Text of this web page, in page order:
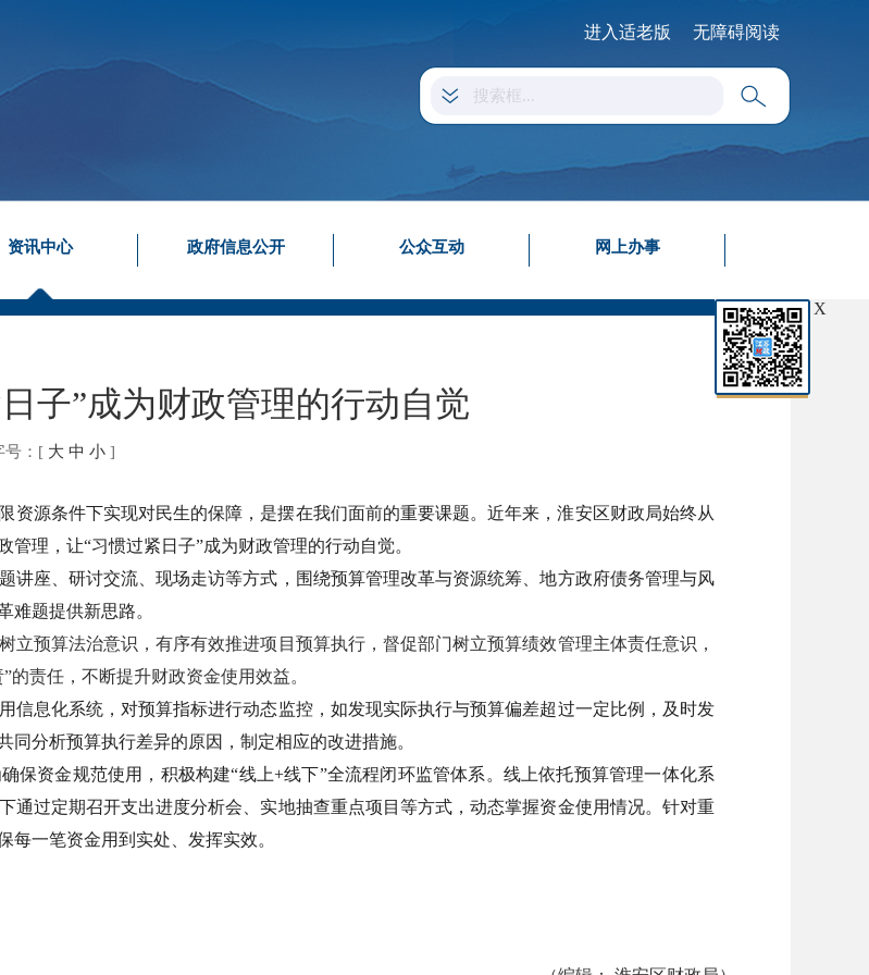
进入适老版 无障碍阅读
资讯中心 政府信息公开 公众互动 网上办事
X
子”成为财政管理的行动自觉
号： [ 大 中 小 ]
资源条件下实现对民生的保障，是摆在我们面前的重要课题。近年来，淮安区财政局始终从
管理，让“习惯过紧日子”成为财政管理的行动自觉。
讲座、研讨交流、现场走访等方式，围绕预算管理改革与资源统筹、地方政府债务管理与风
难题提供新思路。
立预算法治意识，有序有效推进项目预算执行，督促部门树立预算绩效管理主体责任意识，
”的责任，不断提升财政资金使用效益。
信息化系统，对预算指标进行动态监控，如发现实际执行与预算偏差超过一定比例，及时发
分析预算执行差异的原因，制定相应的改进措施。
确保资金规范使用，积极构建“线上+线下”全流程闭环监管体系。线上依托预算管理一体化系
通过定期召开支出进度分析会、实地抽查重点项目等方式，动态掌握资金使用情况。针对重
每一笔资金用到实处、发挥实效。